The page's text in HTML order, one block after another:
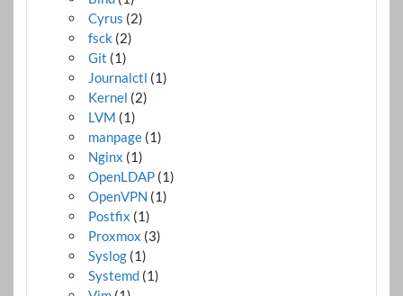
Cyrus (2)
fsck (2)
Git (1)
Journalctl (1)
Kernel (2)
LVM (1)
manpage (1)
Nginx (1)
OpenLDAP (1)
OpenVPN (1)
Postfix (1)
Proxmox (3)
Syslog (1)
Systemd (1)